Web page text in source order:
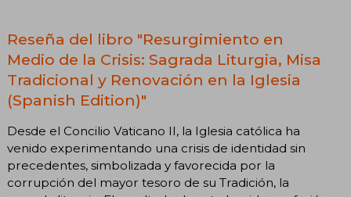
Reseña del libro "Resurgimiento en
Medio de la Crisis: Sagrada Liturgia, Misa
Tradicional y Renovación en la Iglesia
(Spanish Edition)"
Desde el Concilio Vaticano II, la Iglesia católica ha
venido experimentando una crisis de identidad sin
precedentes, simbolizada y favorecida por la
corrupción del mayor tesoro de su Tradición, la